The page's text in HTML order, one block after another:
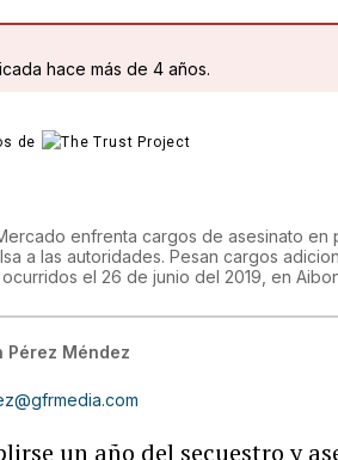
hace más de 4 años.
de
enfrenta cargos de asesinato
a las autoridades. Pesan cargos
el 26 de junio del 2019, en
Pérez Méndez
un año del secuestro y